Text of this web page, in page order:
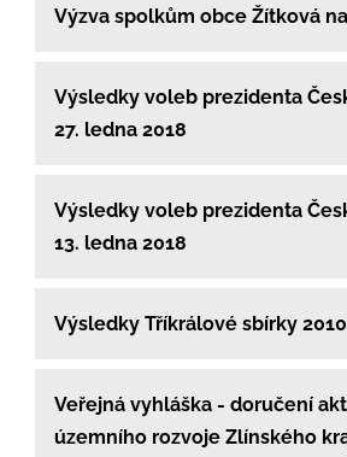
Výzva spolkům obce Žítková
Výsledky voleb prezidenta
27. ledna 2018
Výsledky voleb prezidenta
13. ledna 2018
Výsledky Tříkrálové sbírky
Veřejná vyhláška - doručení
územního rozvoje Zlínského